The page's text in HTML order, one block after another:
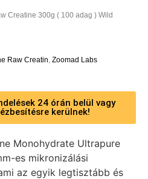
Creatine 300g ( 100 adag ) Wild
Raw Creatin, Zoomad Labs
24 órán belül vagy
kerülnek!
Monohydrate Ultrapure
es mikronizálási
az egyik legtisztább és